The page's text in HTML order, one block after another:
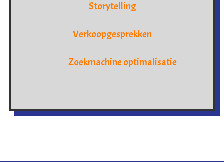
Storytelling
Verkoopgesprekken
Zoekmachine optimalisatie